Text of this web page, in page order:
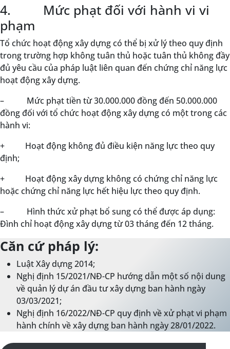
4. Mức phạt đối với hành vi vi
phạm
Tổ chức hoạt động xây dựng có thể bị xử lý theo quy định
trong trường hợp không tuân thủ hoặc tuân thủ không đầy
đủ yêu cầu của pháp luật liên quan đến chứng chỉ năng lực
hoạt động xây dựng.
– Mức phạt tiền từ 30.000.000 đồng đến 50.000.000
đồng đối với tổ chức hoạt động xây dựng có một trong các
hành vi:
+ Hoạt động không đủ điều kiện năng lực theo quy
định;
+ Hoạt động xây dựng không có chứng chỉ năng lực
hoặc chứng chỉ năng lực hết hiệu lực theo quy định.
– Hình thức xử phạt bổ sung có thể được áp dụng:
Đình chỉ hoạt động xây dựng từ 03 tháng đến 12 tháng.
Căn cứ pháp lý:
Luật Xây dựng 2014;
Nghị định 15/2021/NĐ-CP hướng dẫn một số nội dung
về quản lý dự án đầu tư xây dựng ban hành ngày
03/03/2021;
Nghị định 16/2022/NĐ-CP quy định về xử phạt vi phạm
hành chính về xây dựng ban hành ngày 28/01/2022.